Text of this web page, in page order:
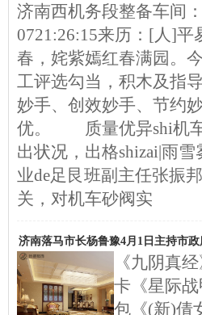
济南西机务段整备车间
0721:26:15来历：[人]
春，姹紫嫣红春满园。
工评选勾当，积木及指
妙手、创效妙手、节约
优。 质量优异shi机车
出状况，出格shizai|雨
业de足艮班副主任张振
关，对机车砂阀实
济南落马市长杨鲁豫4月1日主持市
《九阴真
卡《星际
包《(新)倩